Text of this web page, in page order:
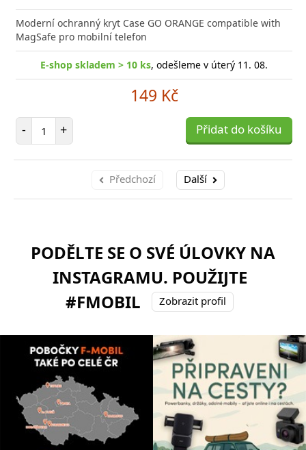
Moderní ochranný kryt Case GO ORANGE compatible with
MagSafe pro mobilní telefon
E-shop skladem > 10 ks, odešleme v úterý 11. 08.
149 Kč
- Počet položek
+ Přidat do košíku
Předchozí Další
PODĚLTE SE O SVÉ ÚLOVKY NA
INSTAGRAMU. POUŽIJTE
#FMOBIL
Zobrazit profil